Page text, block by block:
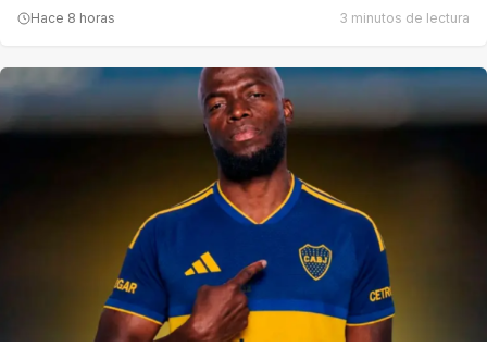
Hace 8 horas 3 minutos de lectura